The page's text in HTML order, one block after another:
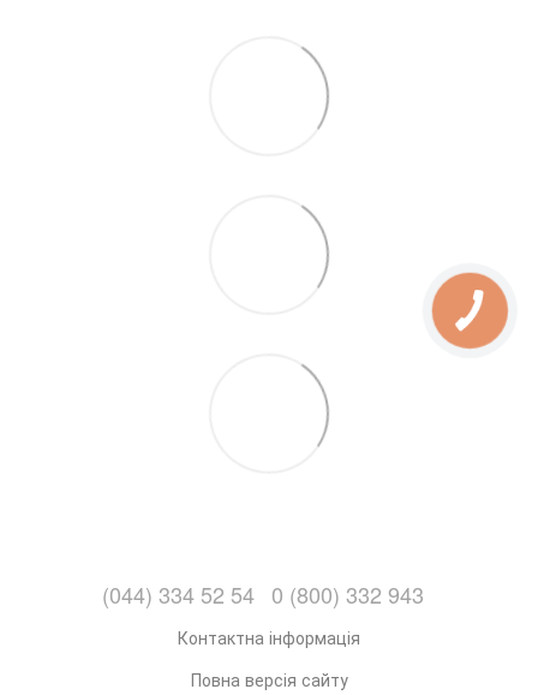
(044) 334 52 54 0 (800) 332 943
Контактна інформація
Повна версія сайту